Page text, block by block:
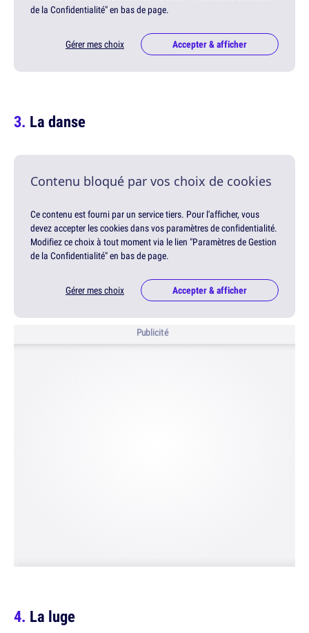
de la Confidentialité" en bas de page.
Gérer mes choix Accepter & afficher
La danse
Contenu bloqué par vos choix de cookies
Ce contenu est fourni par un service tiers. Pour l'afficher, vous
devez accepter les cookies dans vos paramètres de confidentialité.
Modifiez ce choix à tout moment via le lien "Paramètres de Gestion
de la Confidentialité" en bas de page.
Gérer mes choix Accepter & afficher
Publicité
La luge